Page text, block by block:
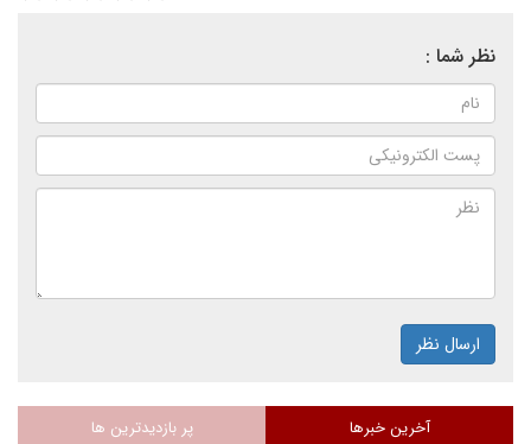
نظر شما :
ارسال نظر
آخرین خبرها پر بازدیدترین ها